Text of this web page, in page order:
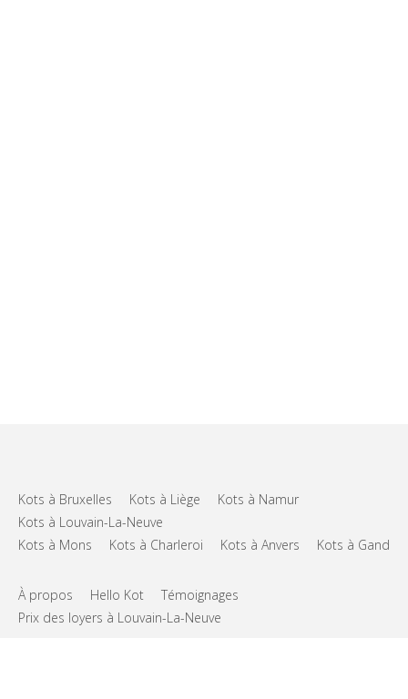
Kots à Bruxelles Kots à Liège
Kots à Namur
Kots à Louvain-La-Neuve
Kots à Mons
Kots à Charleroi Kots à Anvers Kots à Gand
À propos Hello Kot
Témoignages
Prix des loyers à Louvain-La-Neuve